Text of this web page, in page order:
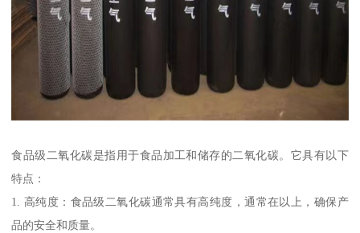
食品级二氧化碳是指用于食品加工和储存的二氧化碳。它具有以下
特点：
1. 高纯度：食品级二氧化碳通常具有高纯度，通常在以上，确保产
品的安全和质量。